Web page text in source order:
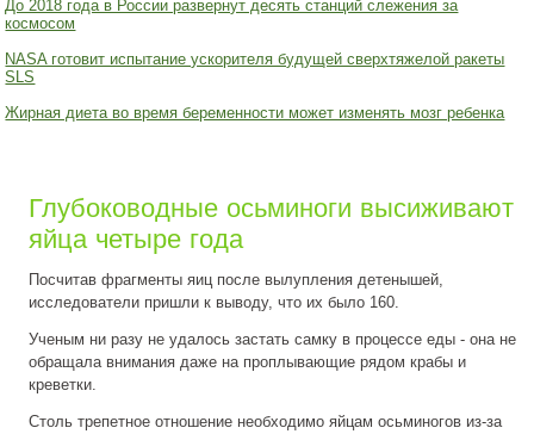
До 2018 года в России развернут десять станций слежения за
космосом
NASA готовит испытание ускорителя будущей сверхтяжелой ракеты
SLS
Жирная диета во время беременности может изменять мозг ребенка
Глубоководные осьминоги высиживают
яйца четыре года
Посчитав фрагменты яиц после вылупления детенышей,
исследователи пришли к выводу, что их было 160.
Ученым ни разу не удалось застать самку в процессе еды - она не
обращала внимания даже на проплывающие рядом крабы и
креветки.
Столь трепетное отношение необходимо яйцам осьминогов из-за